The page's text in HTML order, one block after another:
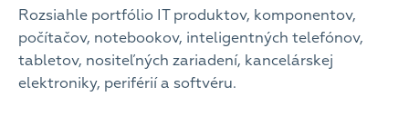
Rozsiahle portfólio IT produktov, komponentov,
počítačov, notebookov, inteligentných telefónov,
tabletov, nositeľných zariadení, kancelárskej
elektroniky, periférií a softvéru.